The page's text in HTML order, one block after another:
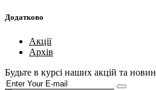
Додатково
Акції
Архів
Будьте в курсі наших акцій та новин